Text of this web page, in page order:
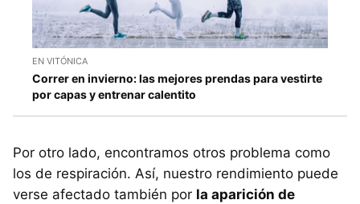
EN VITÓNICA
Correr en invierno: las mejores prendas para vestirte
por capas y entrenar calentito
Por otro lado, encontramos otros problema como
los de respiración. Así, nuestro rendimiento puede
verse afectado también por la aparición de